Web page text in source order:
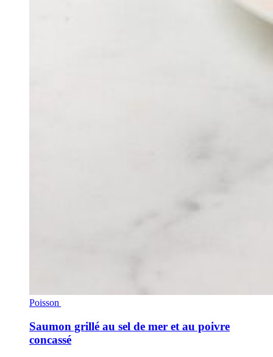
Poisson
Saumon grillé au sel de mer et au poivre
concassé